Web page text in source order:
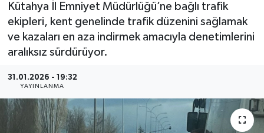
Kütahya İl Emniyet Müdürlüğü’ne bağlı trafik
ekipleri, kent genelinde trafik düzenini sağlamak
ve kazaları en aza indirmek amacıyla denetimlerini
aralıksız sürdürüyor.
31.01.2026 - 19:32
YAYINLANMA
Kültür & Sanat
Magazin
Siyaset
Süper Lig Puan Durumu ve Fikstür
Tüm Manşetler